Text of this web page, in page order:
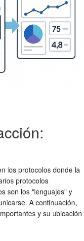
los protocolos donde la
protocolos
son los "lenguajes" y
A continuación,
y su ubicación